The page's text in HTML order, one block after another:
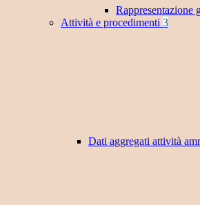
Rappresentazione
Attività e procedimenti 3
Dati aggregati attività